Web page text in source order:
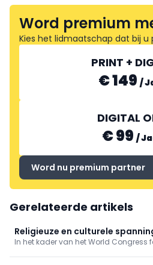
Word premium
Kies het lidmaatschap dat bij u
PRINT +
€ 149 /
DIGITAL
€ 99 /
Word nu premium partner
Gerelateerde artikels
Religieuze en culturele
In het kader van het World Congress